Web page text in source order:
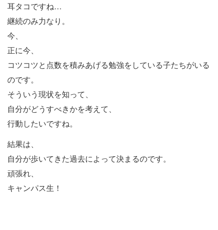
耳タコですね…
継続のみ力なり。
今、
正に今、
コツコツと点数を積みあげる勉強をしている子たちがいる
のです。
そういう現状を知って、
自分がどうすべきかを考えて、
行動したいですね。
結果は、
自分が歩いてきた過去によって決まるのです。
頑張れ、
キャンパス生！